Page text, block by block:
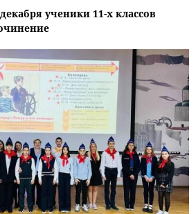
ученики 11-х классов